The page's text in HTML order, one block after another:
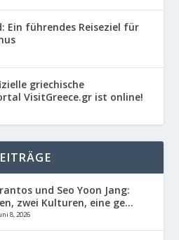
Ein führendes Reiseziel für
griechische
VisitGreece.gr ist online!
und Seo Yoon Jang:
zwei Kulturen, eine ge...
8, 2026